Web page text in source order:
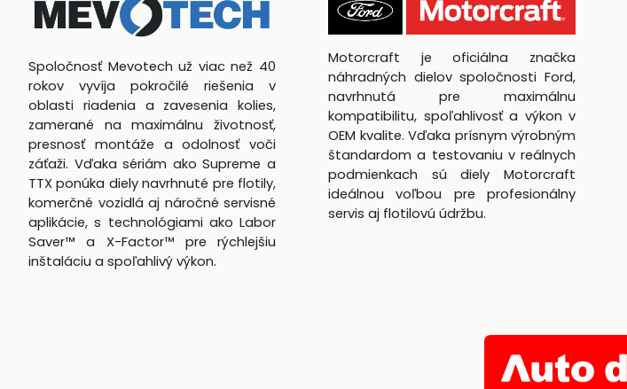
Spoločnosť Mevotech už viac než 40
rokov vyvíja pokročilé riešenia v
oblasti riadenia a zavesenia kolies,
zamerané na maximálnu životnosť,
presnosť montáže a odolnosť voči
záťaži. Vďaka sériám ako Supreme a
TTX ponúka diely navrhnuté pre flotily,
komerčné vozidlá aj náročné servisné
aplikácie, s technológiami ako Labor
Saver™ a X-Factor™ pre rýchlejšiu
inštaláciu a spoľahlivý výkon.
Motorcraft je oficiálna značka
náhradných dielov spoločnosti Ford,
navrhnutá pre maximálnu
kompatibilitu, spoľahlivosť a výkon v
OEM kvalite. Vďaka prísnym výrobným
štandardom a testovaniu v reálnych
podmienkach sú diely Motorcraft
ideálnou voľbou pre profesionálny
servis aj flotilovú údržbu.